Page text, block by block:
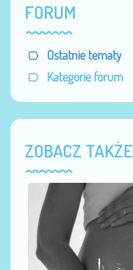
FORUM
Ostatnie tematy
Kategorie forum
ZOBACZ TAKŻE